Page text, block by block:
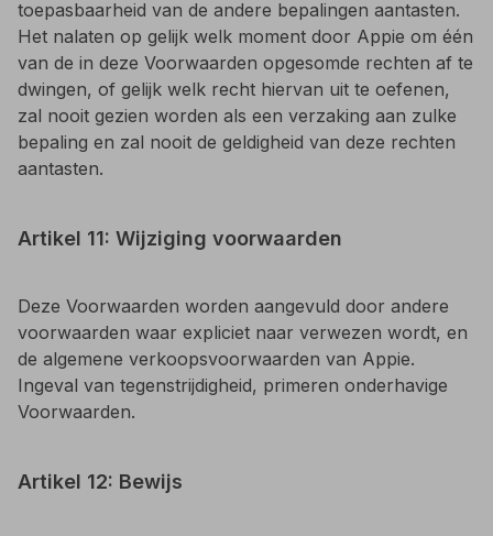
toepasbaarheid van de andere bepalingen aantasten.
Het nalaten op gelijk welk moment door Appie om één
van de in deze Voorwaarden opgesomde rechten af te
dwingen, of gelijk welk recht hiervan uit te oefenen,
zal nooit gezien worden als een verzaking aan zulke
bepaling en zal nooit de geldigheid van deze rechten
aantasten.
Artikel 11: Wijziging voorwaarden
Deze Voorwaarden worden aangevuld door andere
voorwaarden waar expliciet naar verwezen wordt, en
de algemene verkoopsvoorwaarden van Appie.
Ingeval van tegenstrijdigheid, primeren onderhavige
Voorwaarden.
Artikel 12: Bewijs